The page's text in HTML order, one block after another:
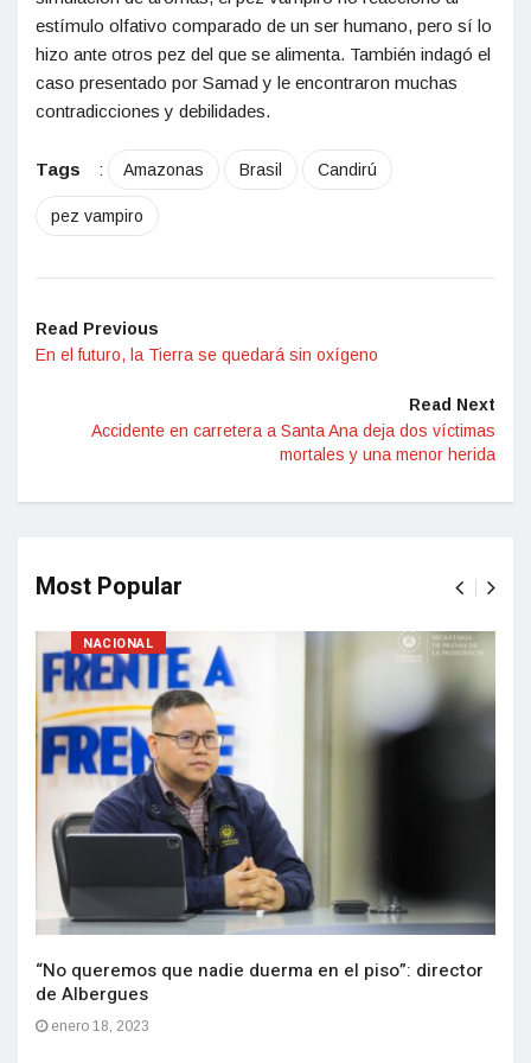
estímulo olfativo comparado de un ser humano, pero sí lo
hizo ante otros pez del que se alimenta. También indagó el
caso presentado por Samad y le encontraron muchas
contradicciones y debilidades.
Tags : Amazonas Brasil Candirú
pez vampiro
Read Previous
En el futuro, la Tierra se quedará sin oxígeno
Read Next
Accidente en carretera a Santa Ana deja dos víctimas
mortales y una menor herida
Most Popular
NACIONAL
“No queremos que nadie duerma en el piso”: director
de Albergues
enero 18, 2023